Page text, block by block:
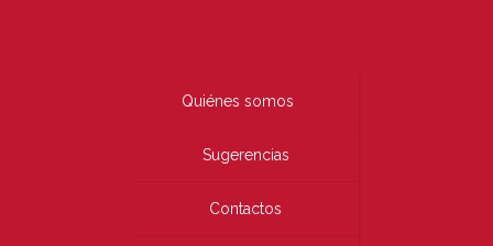
Quiénes somos
Sugerencias
Contactos